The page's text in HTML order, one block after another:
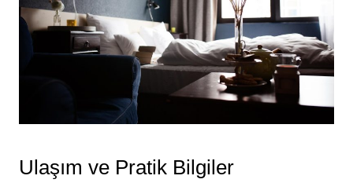
Ulaşım ve Pratik Bilgiler